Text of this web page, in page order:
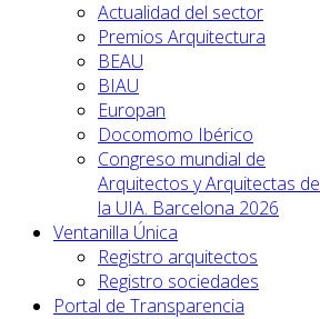
Actualidad del sector
Premios Arquitectura
BEAU
BIAU
Europan
Docomomo Ibérico
Congreso mundial de
Arquitectos y Arquitectas de
la UIA. Barcelona 2026
Ventanilla Única
Registro arquitectos
Registro sociedades
Portal de Transparencia